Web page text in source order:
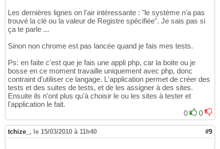
14
15
16
18
20
21
22
23
24
25
26
27
28
at
at
at
at
at
at
at
at
at
at
at
at
Les dernières lignes on l'air intéressante : "le système n'a pas
trouvé la clé ou la valeur de Registre spécifiée". Je sais pas si
ça te parle ...
Sinon non chrome est pas lancée quand je fais mes tests.
Ps: en faite c'est que je fais une appli php, car la boite ou je
bosse en ce moment travaille uniquement avec php, donc
contraint d'utiliser ce langage. L'application permet de créer des
tests et des suites de tests, et de les assigner à des sites.
Ensuite ils n'ont plus qu'à choisir le ou les sites à tester et
l'application le fait.
0
0
tchize_ , le 15/03/2010 à 11h40 #9